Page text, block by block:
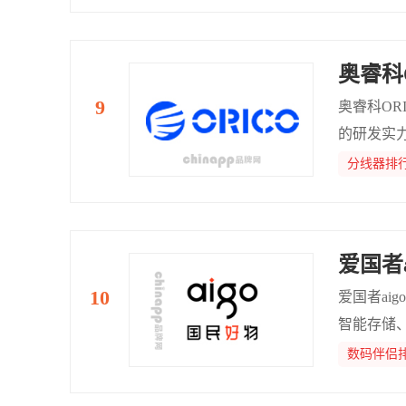
奥睿
奥睿科
的研发实
企业提供
分线器排
爱国
爱国者
智能存储
数码伴侣